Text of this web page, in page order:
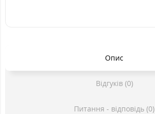
Опис
Відгуків (0)
Питання - відповідь (0)